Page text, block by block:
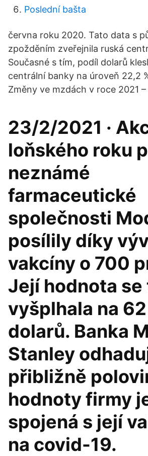
Poslední bašta
června roku 2020. Tato data s
zpožděním zveřejnila ruská
Současné s tím, podíl dolarů
centrální banky na úroveň 22,2
Změny ve mzdách v roce 2021
23/2/2021 ·
loňského roku
neznámé
farmaceutické
společnosti
posílily díky
vakcíny o 700
Její hodnota se
vyšplhala na
dolarů. Banka
Stanley
přibližně
hodnoty firmy
spojená s její
na covid-19.